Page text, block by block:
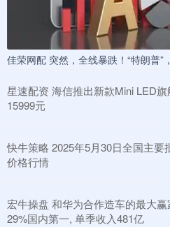
佳荣网配 突然，全线暴跌！“特朗普”
星速配资 海信推出新款Mini LED
15999元
快牛策略 2025年5月30日全国主要
价格行情
宏牛操盘 和华为合作造车的最大赢
29%国内第一, 单季收入481亿